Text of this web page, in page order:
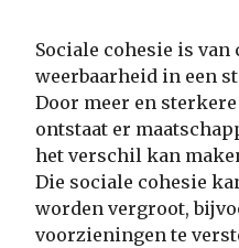
Sociale cohesie is van
weerbaarheid in een
Door meer en
ontstaat er
het verschil kan
Die sociale cohesie
worden vergroot,
voorzieningen te